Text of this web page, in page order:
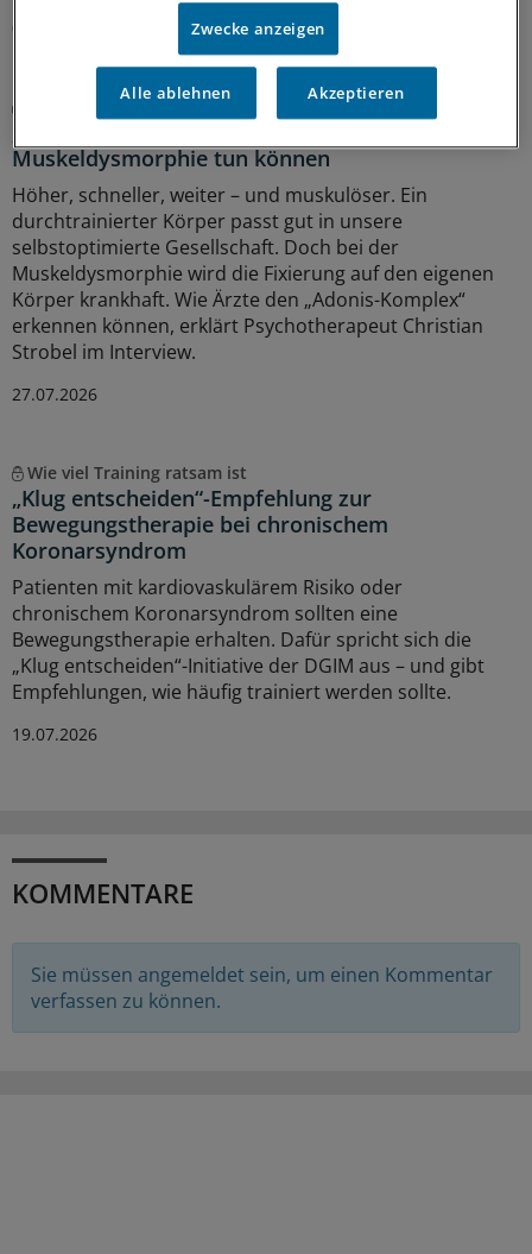
02.08.2026
Krafttraining bis zur Erschöpfung
Muskeldysmorphie tun können
Höher, schneller, weiter – und muskulöser. Ein
durchtrainierter Körper passt gut in unsere
selbstoptimierte Gesellschaft. Doch bei der
Muskeldysmorphie wird die Fixierung auf den eigenen
Körper krankhaft. Wie Ärzte den „Adonis-Komplex“
erkennen können, erklärt Psychotherapeut Christian
Strobel im Interview.
27.07.2026
Wie viel Training ratsam ist
„Klug entscheiden“-Empfehlung zur
Bewegungstherapie bei chronischem
Koronarsyndrom
Patienten mit kardiovaskulärem Risiko oder
chronischem Koronarsyndrom sollten eine
Bewegungstherapie erhalten. Dafür spricht sich die
„Klug entscheiden“-Initiative der DGIM aus – und gibt
Empfehlungen, wie häufig trainiert werden sollte.
19.07.2026
KOMMENTARE
Sie müssen angemeldet sein, um einen Kommentar
verfassen zu können.
Zwecke anzeigen
Alle ablehnen Akzeptieren